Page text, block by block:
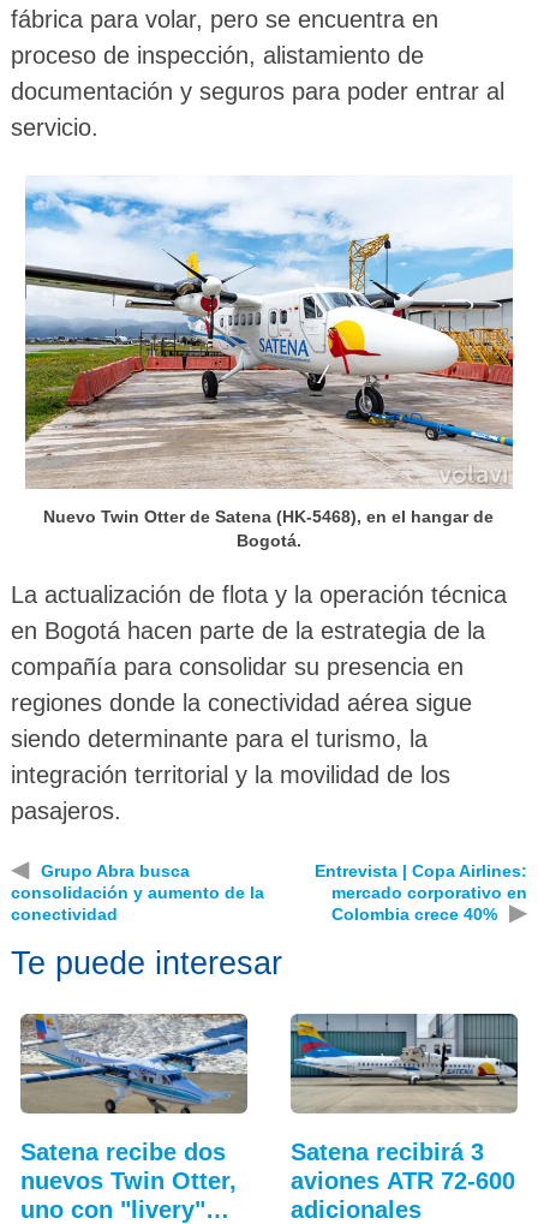
fábrica para volar, pero se encuentra en
proceso de inspección, alistamiento de
documentación y seguros para poder entrar al
servicio.
Nuevo Twin Otter de Satena (HK-5468), en el hangar de
Bogotá.
La actualización de flota y la operación técnica
en Bogotá hacen parte de la estrategia de la
compañía para consolidar su presencia en
regiones donde la conectividad aérea sigue
siendo determinante para el turismo, la
integración territorial y la movilidad de los
pasajeros.
◀
Grupo Abra busca
consolidación y aumento de la
conectividad
Entrevista | Copa Airlines:
mercado corporativo en
Colombia crece 40%
▶
Te puede interesar
Satena recibe dos
nuevos Twin Otter,
uno con "livery"
Satena recibirá 3
aviones ATR 72-600
adicionales